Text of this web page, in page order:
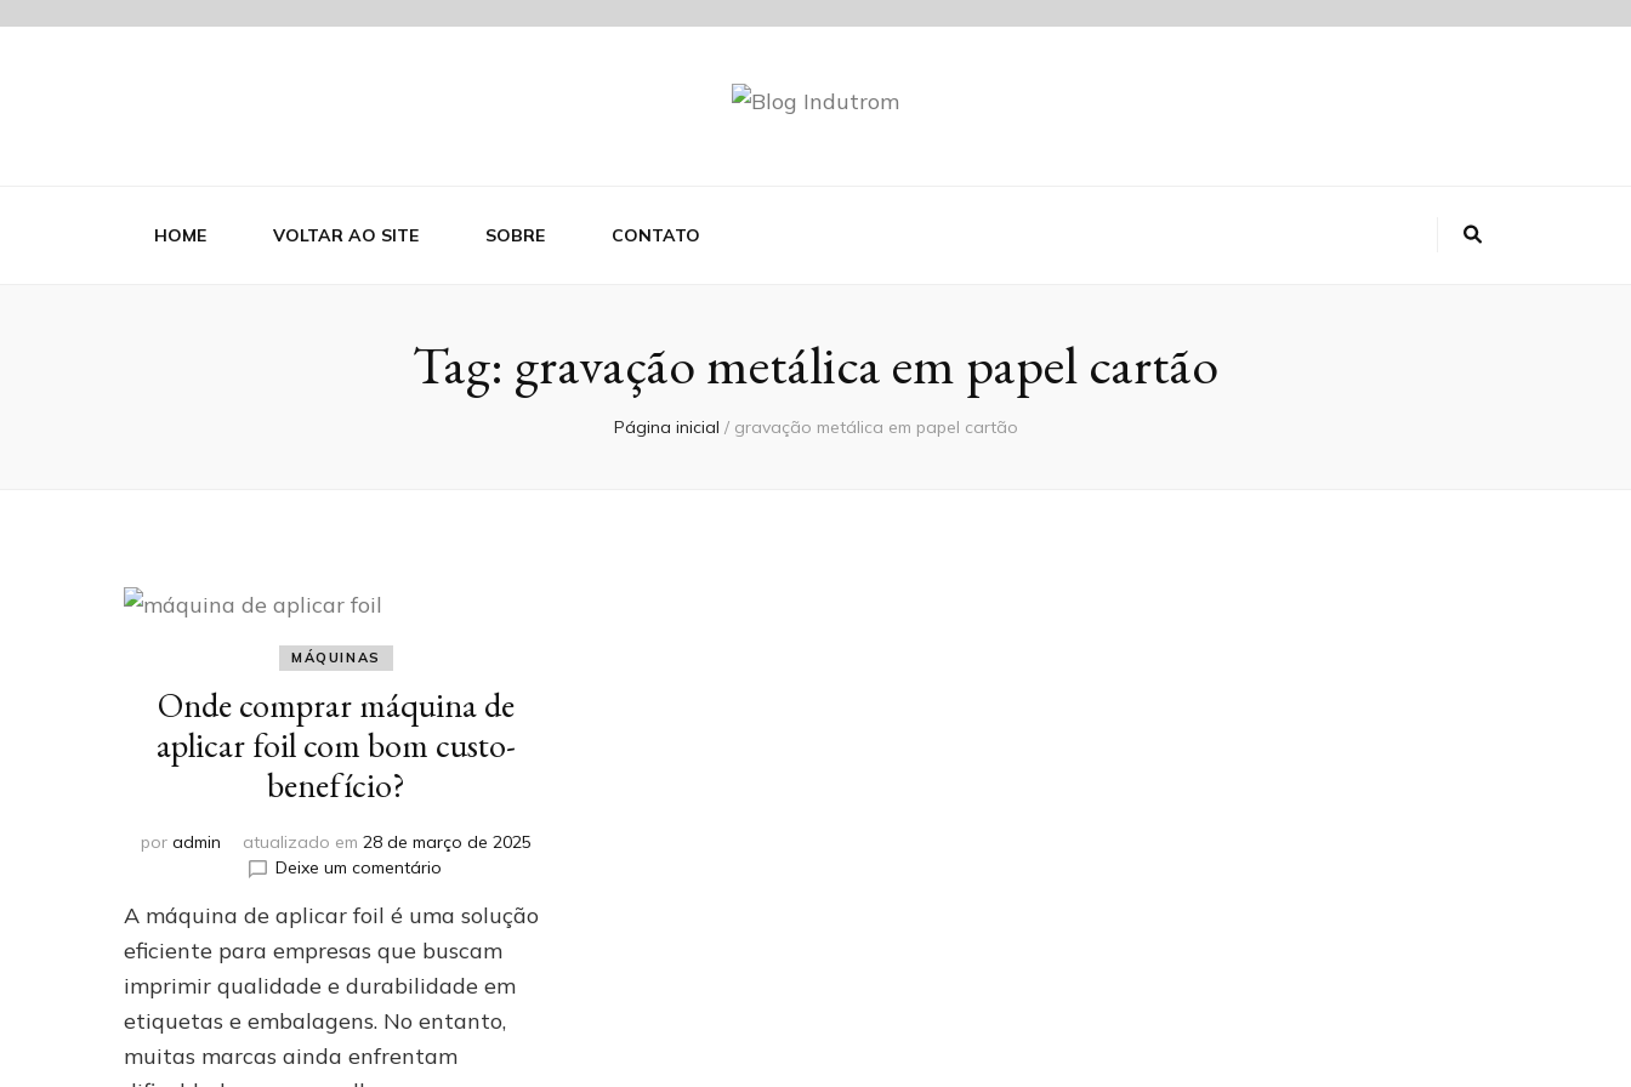
HOME VOLTAR AO SITE SOBRE CONTATO
Tag: gravação metálica em papel cartão
Página inicial / gravação metálica em papel cartão
MÁQUINAS
Onde comprar máquina de
aplicar foil com bom custo-
benefício?
por admin atualizado em 28 de março de 2025
Deixe um comentárioem
comprar
máquina
aplicar
foil
bom
A máquina de aplicar foil é uma solução
eficiente para empresas que buscam
imprimir qualidade e durabilidade em
etiquetas e embalagens. No entanto,
muitas marcas ainda enfrentam